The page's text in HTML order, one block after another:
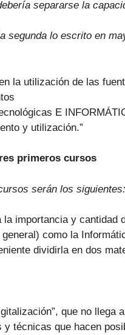
separarse la
segunda lo escrito en
la utilización de las
E
y utilización.”
primeros cursos
serán los siguientes:
importancia y cantidad
como la
dividirla en dos
que no llega
técnicas que hacen